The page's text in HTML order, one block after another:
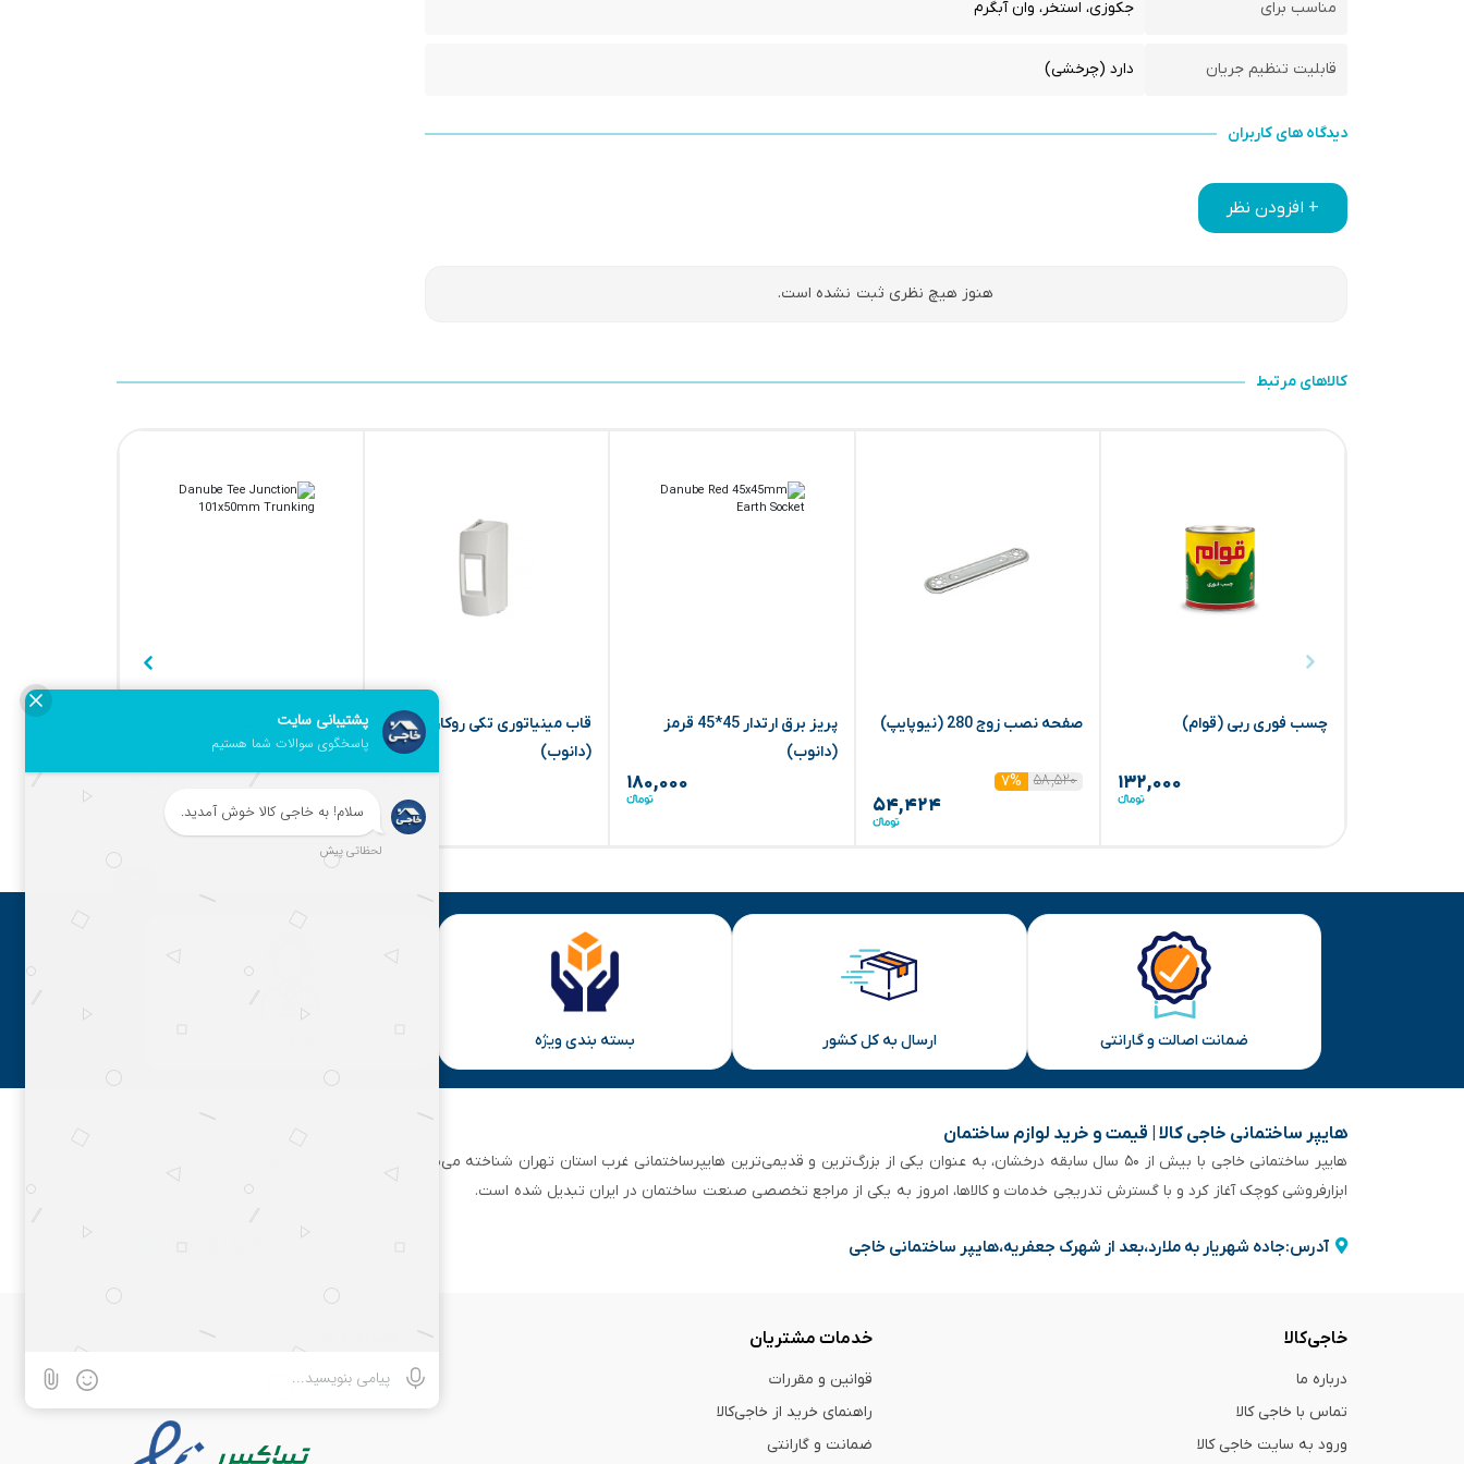
مناسب برای جکوزی، استخر، وان آبگرم
قابلیت تنظیم جریان دارد (چرخشی)
دیدگاه های کاربران
+ افزودن نظر
هنوز هیچ نظری ثبت نشده است.
کالاهای مرتبط
چسب فوری ربی (قوام)
۱۳۲,۰۰۰
صفحه نصب زوج 280 (نیوپایپ)
۵۸,۵۲۰ ۷%
۵۴,۴۲۴
پریز برق ارتدار 45*45 قرمز
(دانوب)
۱۸۰,۰۰۰
قاب مینیاتوری تکی روکار
(دانوب)
سه راهی (دانوب)
ضمانت اصالت و گارانتی ارسال به کل کشور بسته بندی ویژه
هایپر ساختمانی خاجی‌ کالا | قیمت و خرید لوازم ساختمان
هایپر ساختمانی خاجی‌ با بیش از ۵۰ سال سابقه‌ درخشان، به عنوان یکی از بزرگ‌ترین و قدیمی‌ترین هایپرساختمانی‌ غرب استان تهران شناخته می‌شود. این مجموعه بزرگ، فعالیت خود را از یک مغازه
ابزارفروشی کوچک آغاز کرد و با گسترش تدریجی خدمات و کالاها، امروز به یکی از مراجع تخصصی صنعت ساختمان در ایران تبدیل شده است.
آدرس:جاده شهریار به ملارد،بعد از شهرک جعفریه،هایپر ساختمانی خاجی
خاجی‌کالا
درباره ما
تماس با خاجی کالا
ورود به سایت خاجی‌ کالا
خدمات مشتریان
قوانین و مقررات
راهنمای خرید از خاجی‌کالا
ضمانت و گارانتی